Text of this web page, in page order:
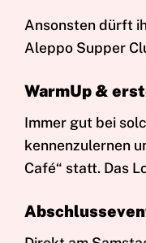
Ansonsten dürft
Aleppo Supper
WarmUp &
Immer gut bei
kennenzulernen
Café“ statt. Das